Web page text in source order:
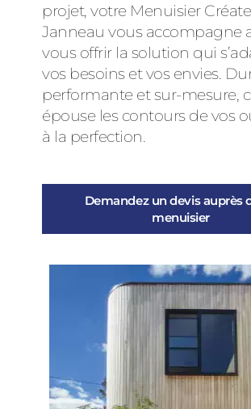
projet, votre Menuisier
Janneau vous accompagne
vous offrir la solution qui
vos besoins et vos envies.
performante et sur-mesure,
épouse les contours de vos
à la perfection.
Demandez un devis auprès
menuisier